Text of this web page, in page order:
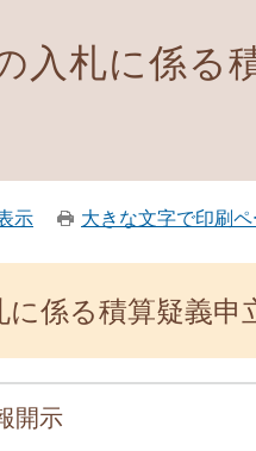
入札に係る
示 大きな文字で印刷
係る積算疑義申
開示